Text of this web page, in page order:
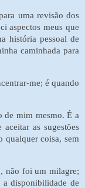
uma revisão dos
aspectos meus que
história pessoal de
caminhada para
me; é quando
de mim mesmo. É a
as sugestões
qualquer coisa, sem
não foi um milagre;
disponibilidade de